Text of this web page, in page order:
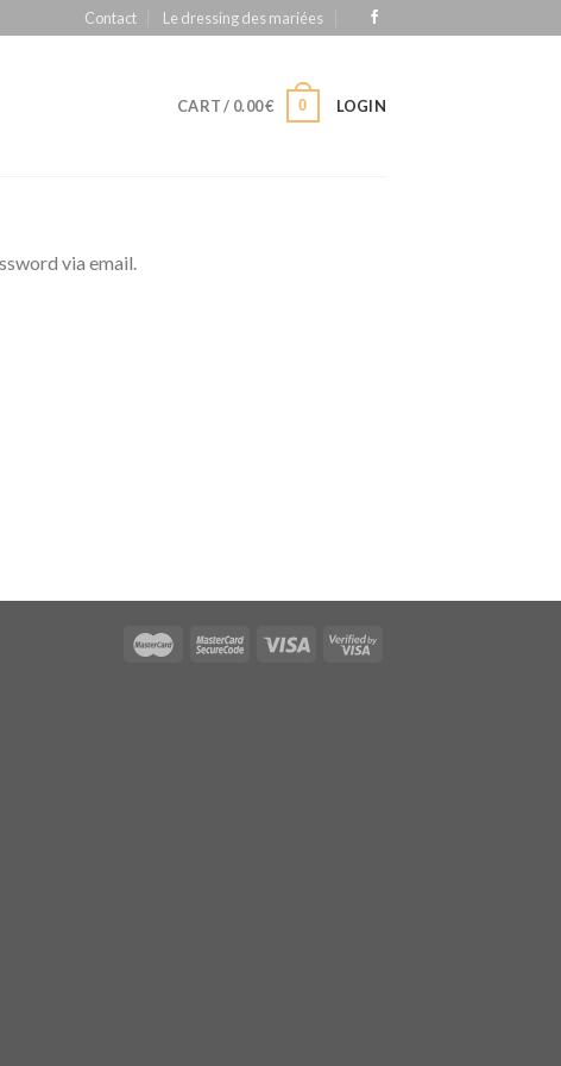
Contact Le dressing des mariées
CART / 0.00€ 0 LOGIN
via email.